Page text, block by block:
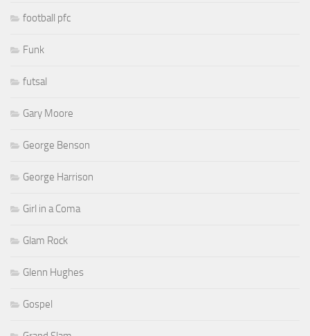
football pfc
Funk
futsal
Gary Moore
George Benson
George Harrison
Girl in a Coma
Glam Rock
Glenn Hughes
Gospel